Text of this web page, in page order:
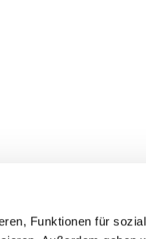
Funktionen für
Mainz-Innenstadt